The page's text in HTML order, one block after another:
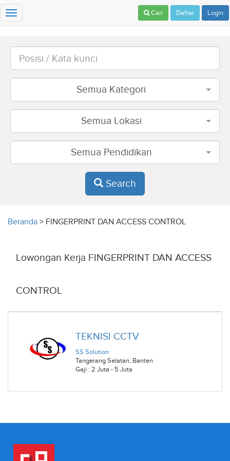
Toggle
Cari Daftar Login
Semua Kategori
Semua Lokasi
Semua Pendidikan
Search
Beranda > FINGERPRINT DAN ACCESS CONTROL
Lowongan Kerja FINGERPRINT DAN ACCESS
CONTROL
TEKNISI CCTV
SS Solution
Tangerang Selatan, Banten
Gaji : 2 Juta - 5 Juta